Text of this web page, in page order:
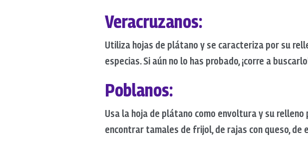
Veracruzanos:
Utiliza hojas de plátano y se caracteriza por su
especias. Si aún no lo has probado, ¡corre a
Poblanos:
Usa la hoja de plátano como envoltura y su
encontrar tamales de frijol, de rajas con queso, de